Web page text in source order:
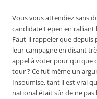
Vous vous attendiez sans
candidate Lepen en ralliant
Faut-il rappeler que depuis
leur campagne en disant
appel à voter pour qui que
tour ? Ce fut même un
Insoumise, tant il est vrai
national était sûr de ne